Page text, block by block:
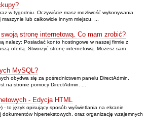
w tygodniu. Oczywiście masz możliwość wykonywania
lub całkowicie innym miejscu. ...
stronę internetową. Co mam zrobić?
należy: Posiadać konto hostingowe w naszej firmie z
ofertą. Stworzyć stronę internetową. Możesz sam
MySQL?
obydwa się za pośrednictwem panelu DirectAdmin.
na stronie pomocy DirectAdmin. ...
- Edycja HTML
- to język opisujący sposób wyświetlania na ekranie
hipertekstowych, oraz organizację wzajemnych